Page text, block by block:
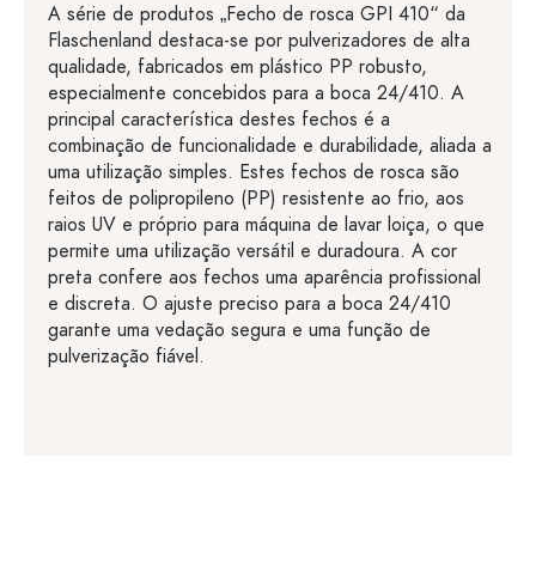
A série de produtos „Fecho de rosca GPI 410“ da
Flaschenland destaca-se por pulverizadores de alta
qualidade, fabricados em plástico PP robusto,
especialmente concebidos para a boca 24/410. A
principal característica destes fechos é a
combinação de funcionalidade e durabilidade, aliada a
uma utilização simples. Estes fechos de rosca são
feitos de polipropileno (PP) resistente ao frio, aos
raios UV e próprio para máquina de lavar loiça, o que
permite uma utilização versátil e duradoura. A cor
preta confere aos fechos uma aparência profissional
e discreta. O ajuste preciso para a boca 24/410
garante uma vedação segura e uma função de
pulverização fiável.